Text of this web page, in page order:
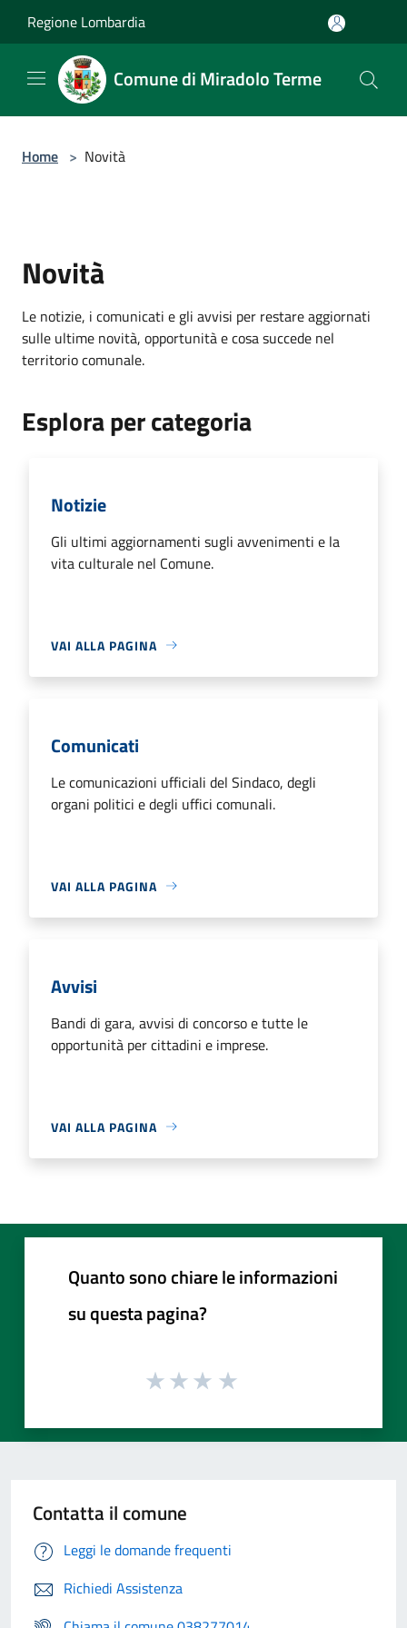
Regione Lombardia
Comune di Miradolo Terme
Home > Novità
Novità
Le notizie, i comunicati e gli avvisi per restare aggiornati
sulle ultime novità, opportunità e cosa succede nel
territorio comunale.
Esplora per categoria
Notizie
Gli ultimi aggiornamenti sugli avvenimenti e la
vita culturale nel Comune.
VAI ALLA PAGINA
Comunicati
Le comunicazioni ufficiali del Sindaco, degli
organi politici e degli uffici comunali.
VAI ALLA PAGINA
Avvisi
Bandi di gara, avvisi di concorso e tutte le
opportunità per cittadini e imprese.
VAI ALLA PAGINA
Quanto sono chiare le informazioni
su questa pagina?
Contatta il comune
Leggi le domande frequenti
Richiedi Assistenza